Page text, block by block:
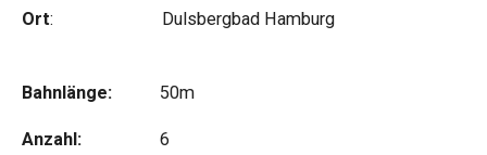
Ort: Dulsbergbad Hamburg
Bahnlänge: 50m
Anzahl: 6